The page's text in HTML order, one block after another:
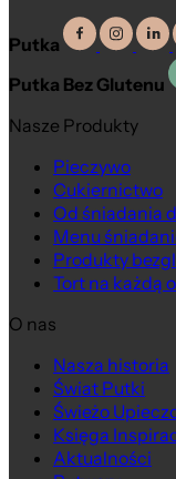
Putka
Putka Bez Glutenu
Nasze Produkty
Pieczywo
Cukiernictwo
Od śniadania
Menu
Produkty
Tort na każdą
O nas
Nasza historia
Świat Putki
Świeżo
Księga
Aktualności